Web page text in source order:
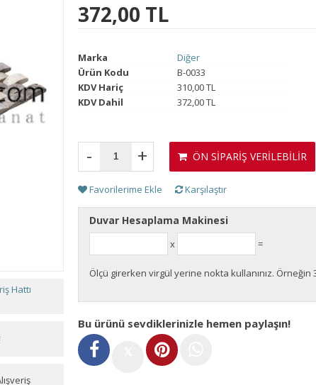
Hattı
372,00 TL
Marka
Diğer
Ürün Kodu
B-0033
KDV Hariç
310,00 TL
KDV Dahil
372,00 TL
- +
Favorilerime Ekle Karşılaştır
Duvar Hesaplama Makinesi
x =
Ölçü girerken virgül yerine nokta kullanınız. Örneğin
ÖN SİPARİŞ VERİLEBİLİR
Bu ürünü sevdiklerinizle hemen paylaşın!